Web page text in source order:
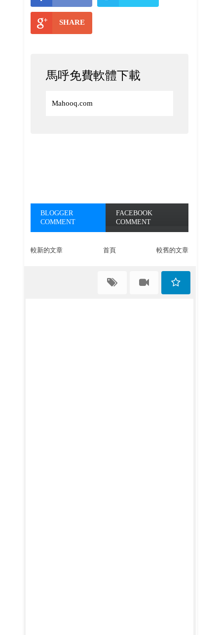
SHARE
馬呼免費軟體下載
Mahooq.com
BLOGGER
COMMENT
FACEBOOK
COMMENT
較新的文章 較舊的文章
首頁